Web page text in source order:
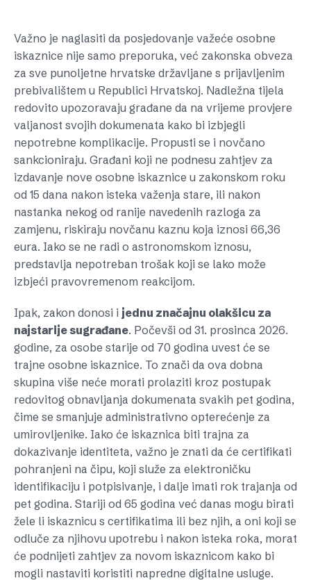
Važno je naglasiti da posjedovanje važeće osobne
iskaznice nije samo preporuka, već zakonska obveza
za sve punoljetne hrvatske državljane s prijavljenim
prebivalištem u Republici Hrvatskoj. Nadležna tijela
redovito upozoravaju građane da na vrijeme provjere
valjanost svojih dokumenata kako bi izbjegli
nepotrebne komplikacije. Propusti se i novčano
sankcioniraju. Građani koji ne podnesu zahtjev za
izdavanje nove osobne iskaznice u zakonskom roku
od 15 dana nakon isteka važenja stare, ili nakon
nastanka nekog od ranije navedenih razloga za
zamjenu, riskiraju novčanu kaznu koja iznosi 66,36
eura. Iako se ne radi o astronomskom iznosu,
predstavlja nepotreban trošak koji se lako može
izbjeći pravovremenom reakcijom.
Ipak, zakon donosi i jednu značajnu olakšicu za
najstarije sugrađane. Počevši od 31. prosinca 2026.
godine, za osobe starije od 70 godina uvest će se
trajne osobne iskaznice. To znači da ova dobna
skupina više neće morati prolaziti kroz postupak
redovitog obnavljanja dokumenata svakih pet godina,
čime se smanjuje administrativno opterećenje za
umirovljenike. Iako će iskaznica biti trajna za
dokazivanje identiteta, važno je znati da će certifikati
pohranjeni na čipu, koji služe za elektroničku
identifikaciju i potpisivanje, i dalje imati rok trajanja od
pet godina. Stariji od 65 godina već danas mogu birati
žele li iskaznicu s certifikatima ili bez njih, a oni koji se
odluče za njihovu upotrebu i nakon isteka roka, morat
će podnijeti zahtjev za novom iskaznicom kako bi
mogli nastaviti koristiti napredne digitalne usluge.